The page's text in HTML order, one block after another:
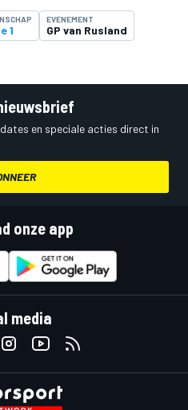
1
EVENEMENT
GP van Rusland
en speciale acties direct in
onze app
media